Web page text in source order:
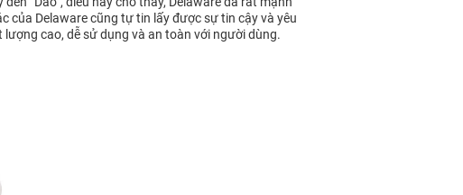
của Delaware cũng tự tin lấy được sự tin cậy và yêu
cao, dễ sử dụng và an toàn với người dùng.